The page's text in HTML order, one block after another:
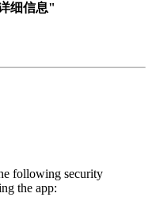
细信息"
following security
the app: